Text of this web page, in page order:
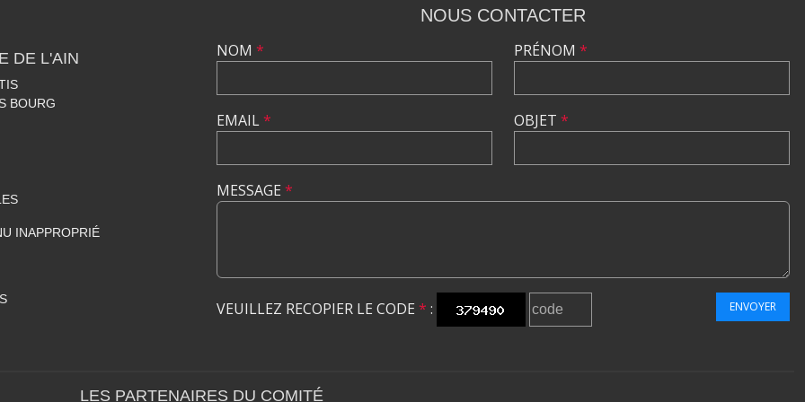
DE L'AIN
BOURG
INAPPROPRIÉ
NOUS CONTACTER
NOM *
EMAIL*
PRÉNOM *
OBJET *
MESSAGE *
VEUILLEZ RECOPIER LE CODE * : ENVOYER
LES PARTENAIRES DU COMITÉ